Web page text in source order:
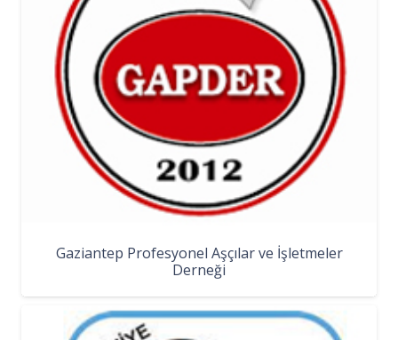
Gaziantep Profesyonel Aşçılar ve İşletmeler
Derneği